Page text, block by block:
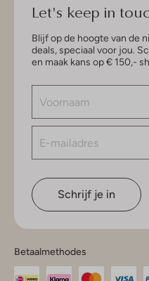
Let's keep in
Blijf op de hoogte van de
deals, speciaal voor jou.
en maak kans op € 150,-
Schrijf je in
Betaalmethodes